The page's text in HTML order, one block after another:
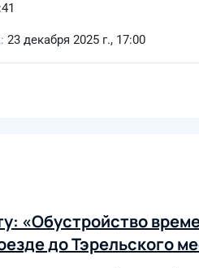
23 декабря 2025 г., 17:00
«Обустройство
до Тэрельского